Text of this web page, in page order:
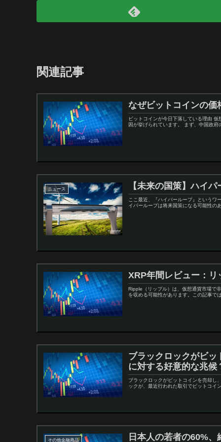
関連記事
なぜビットコインの価
ビットコインが今日下落している理由
因が挙げられています。 まず、中国政
ニュース 【未来の国策】ハイ
ここ最近、『ハイパーループ』というワ
イパーループは将来国策になる可能性の
XRP年間レビュー：
Ripple（リップル）は、仮想通貨市場で
を収める可能性があります。この記事で
ブラックロックがビ
に対する好意的な兆候
ブラックロックがビットコインを売却し
ックが、最近行われた取引でビットコイ
その他金融商品 日本人の若者の60%